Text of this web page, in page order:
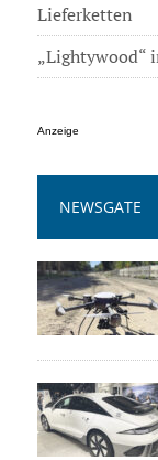
Lieferketten
„Lightywood“
Anzeige
NEWSGATE